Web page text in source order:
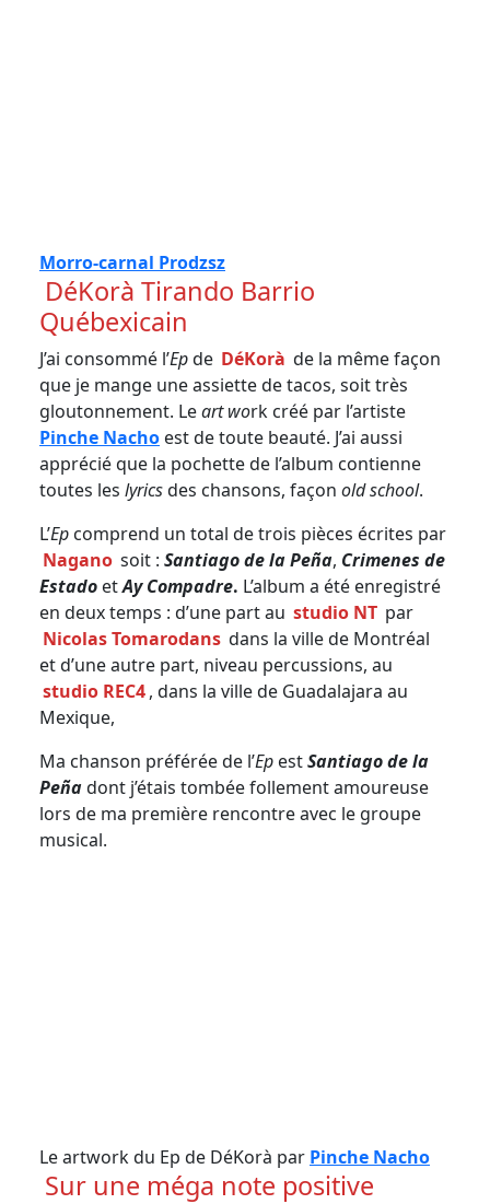
Morro-carnal Prodzsz
DéKorà Tirando Barrio
Québexicain
J’ai consommé l’Epde DéKorà de la même façon
que je mange une assiette de tacos, soit très
gloutonnement. Leart work créé par l’artiste
Pinche Nacho est de toute beauté. J’ai aussi
apprécié que la pochette de l’album contienne
toutes les lyricsdes chansons, façon old school.
L’Ep comprend un total de trois pièces écrites par
Nagano soit :Santiago de la Peña, Crimenes de
Estado etAy Compadre. L’album a été enregistré
en deux temps : d’une part au studio NT par
Nicolas Tomarodans dans la ville de Montréal
et d’une autre part, niveau percussions, au
studio REC4, dans la ville de Guadalajara au
Mexique,
Ma chanson préférée de l’Ep estSantiago de la
Peñadont j’étais tombée follement amoureuse
lors de ma première rencontre avec le groupe
musical.
Le artwork du Ep de DéKorà par Pinche Nacho
Sur une méga note positive